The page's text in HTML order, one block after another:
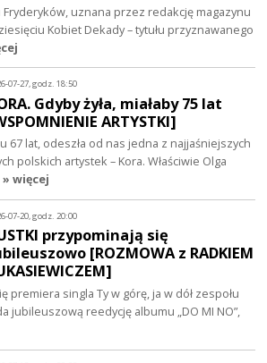
Fryderyków, uznana przez redakcję magazynu
Kobiet Dekady – tytułu przyznawanego
07-27, godz. 18:50
Gdyby żyła, miałaby 75 lat
ARTYSTKI]
67 lat, odeszła od nas jedna z najjaśniejszych
polskich artystek – Kora. Właściwie Olga
» więcej
07-20, godz. 20:00
przypominają się
[ROZMOWA z RADKIEM
premiera singla Ty w górę, ja w dół zespołu
jubileuszową reedycję albumu „DO MI NO”,